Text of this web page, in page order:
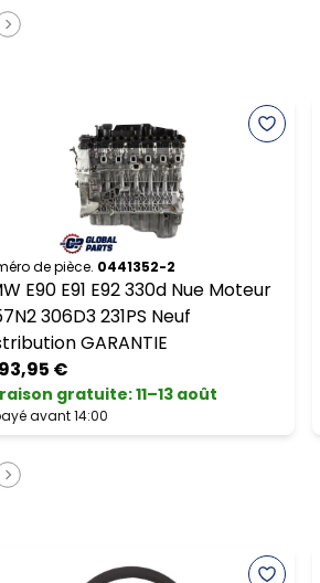
de pièce. 0441352-2
E90 E91 E92 330d Nue Moteur
306D3 231PS Neuf
GARANTIE
€
gratuite:11–13 août
avant 14:00